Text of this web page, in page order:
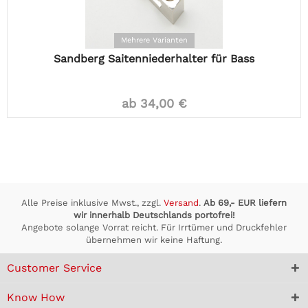
Mehrere Varianten
Sandberg Saitenniederhalter für Bass
ab 34,00 €
Alle Preise inklusive Mwst., zzgl. Versand. Ab 69,- EUR liefern
wir innerhalb Deutschlands portofrei!
Angebote solange Vorrat reicht. Für Irrtümer und Druckfehler
übernehmen wir keine Haftung.
Customer Service
Know How